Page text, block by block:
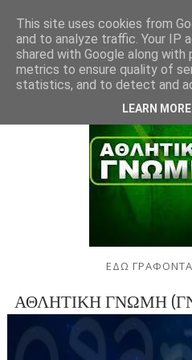
ΕΔΩ
ΑΘΛΗΤΙΚΗ ΓΝΩΜΗ
This site uses cookies from
and to analyze traffic. Your IP
shared with Google along
metrics to ensure quality of
statistics, and to detect and
LEARN MORE